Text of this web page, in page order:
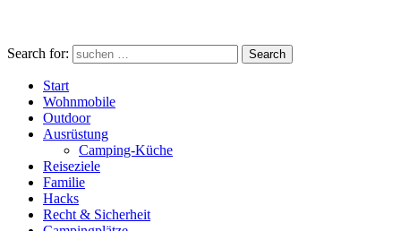
Search for: Search
Start
Wohnmobile
Outdoor
Ausrüstung
Camping-Küche
Reiseziele
Familie
Hacks
Recht & Sicherheit